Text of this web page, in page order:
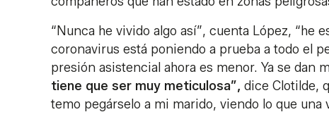
“Nunca he vivido algo así”, cuenta López, “he
coronavirus está poniendo a prueba a todo el
presión asistencial ahora es menor. Ya se dan
tiene que ser muy meticulosa”, dice Clotilde,
temo pegárselo a mi marido, viendo lo que